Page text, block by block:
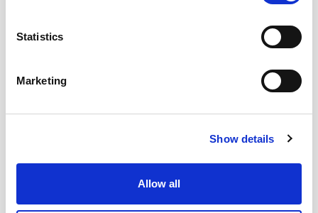
Statistics
Marketing
Show details
Allow all